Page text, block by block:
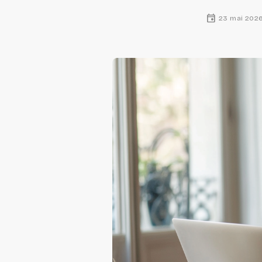
event 23 mai 2026